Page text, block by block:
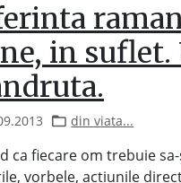
in suflet.
din viata...
ca fiecare om trebuie
vorbele, actiunile